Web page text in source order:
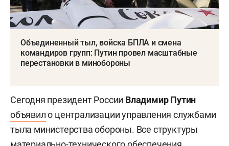
Объединенный тыл, войска БПЛА и смена
командиров групп: Путин провел масштабные
перестановки в минобороны
Сегодня президент России Владимир Путин
объявило централизации управления службами
тыла министерства обороны. Все структуры